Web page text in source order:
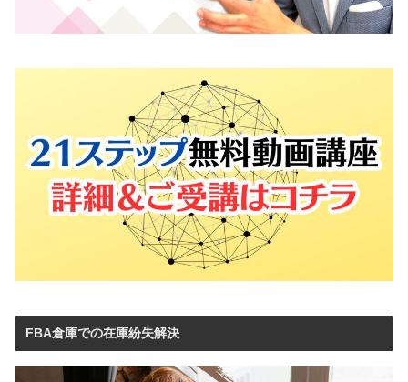
FBA倉庫での在庫紛失解決